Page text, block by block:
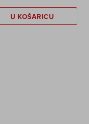
U KOŠARICU